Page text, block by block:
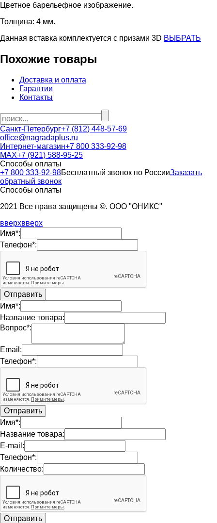
Цветное барельефное изображение.
Толщина: 4 мм.
Данная вставка комплектуется c призами 3D ВЫБРАТЬ
Похожие товары
Доставка и оплата
Гарантии
Контакты
Санкт-Петербург+7 (812) 448-57-69
office@nagradaplus.ru
Интернет-магазин+7 800 333-92-98
MAX+7 (921) 588-95-25
Способы оплаты
+7 800 333-92-98Бесплатный звонок по РоссииЗаказать
обратный звонок
Способы оплаты
2021 Все права защищены ©. ООО "ОНИКС"
вверхвверх
Имя*:
Телефон*:
Имя*:
Название товара:
Вопрос*:
Email:
Телефон*:
Имя*:
Название товара:
E-mail:
Телефон*:
Количество: